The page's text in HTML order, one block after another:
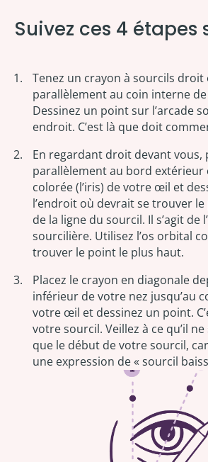
Suivez ces 4 étapes
Tenez un crayon à sourcils
parallèlement au coin interne
Dessinez un point sur l’arcade
endroit. C’est là que doit
En regardant droit devant vous,
parallèlement au bord extérieur
colorée (l’iris) de votre œil et
l’endroit où devrait se trouver
de la ligne du sourcil. Il s’agit de
sourcilière. Utilisez l’os orbital
trouver le point le plus haut.
Placez le crayon en diagonale
inférieur de votre nez jusqu’au
votre œil et dessinez un point.
votre sourcil. Veillez à ce qu’il
que le début de votre sourcil,
une expression de « sourcil